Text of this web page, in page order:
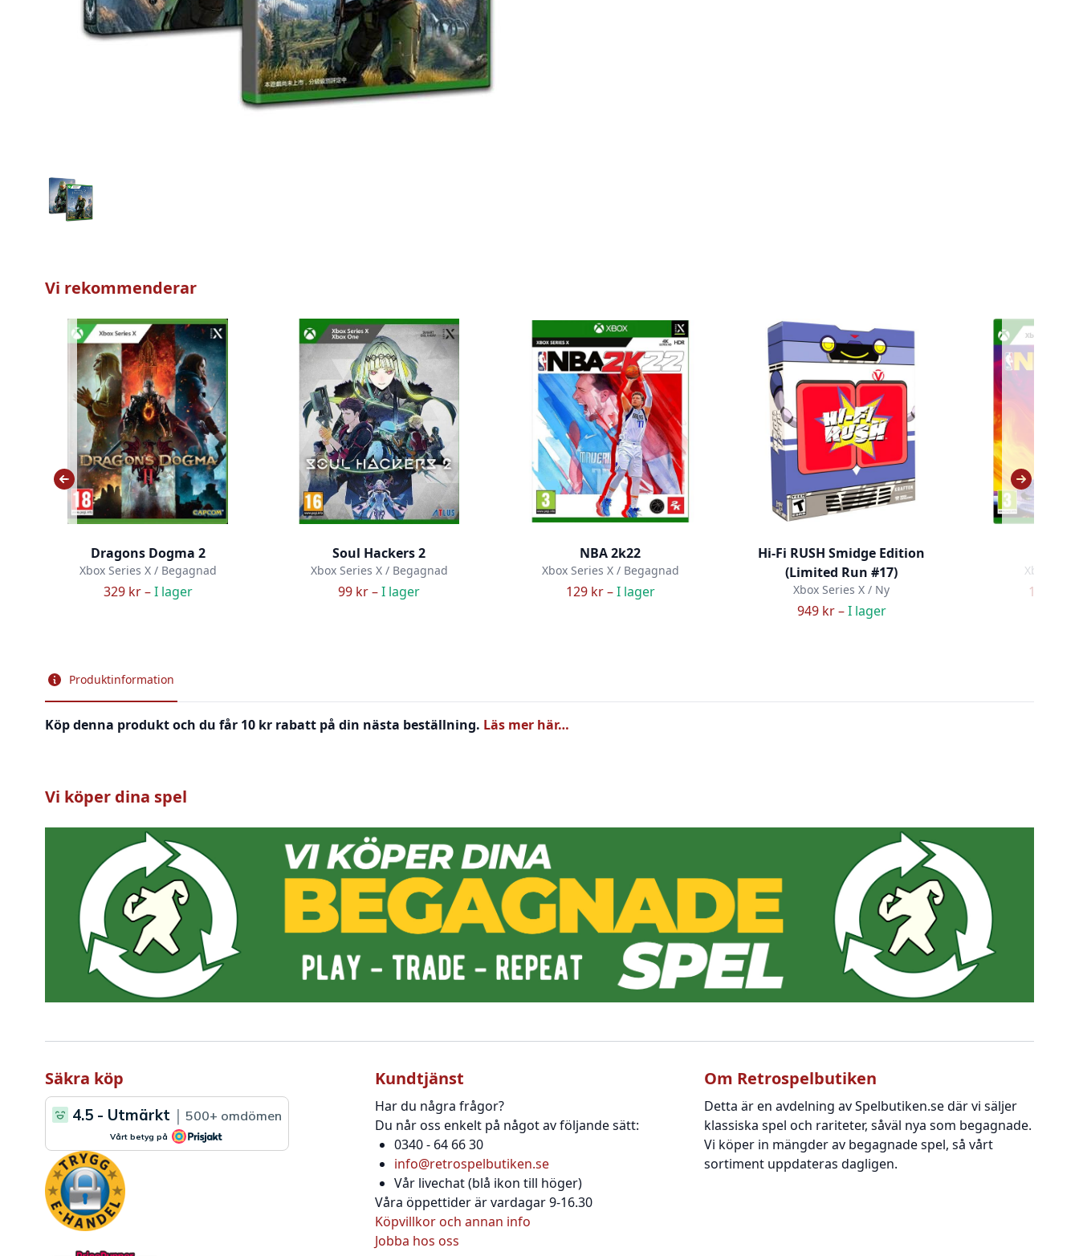
Vi rekommenderar
Dragons Dogma 2
Xbox Series X / Begagnad
329 kr –I lager
Soul Hackers 2
Xbox Series X / Begagnad
99 kr –I lager
NBA 2k22
Xbox Series X / Begagnad
129 kr –I lager
Hi-Fi RUSH Smidge Edition
(Limited Run #17)
Xbox Series X / Ny
949 kr –I lager
Xbox
129 kr –
Produktinformation
Köp denna produkt och du får 10 kr rabatt på din nästa beställning. Läs mer här…
Vi köper dina spel
Säkra köp Kundtjänst
Har du några frågor?
Du når oss enkelt på något av följande sätt:
0340 - 64 66 30
info@retrospelbutiken.se
Vår livechat (blå ikon till höger)
Våra öppettider är vardagar 9-16.30
Köpvillkor och annan info
Jobba hos oss
Om Retrospelbutiken
Detta är en avdelning av Spelbutiken.se där vi säljer
klassiska spel och rariteter, såväl nya som begagnade.
Vi köper in mängder av begagnade spel, så vårt
sortiment uppdateras dagligen.